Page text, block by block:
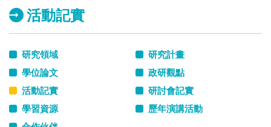
活動記實
研究領域
研究計畫
學位論文
政研觀點
活動記實
研討會記實
學習資源
歷年演講活動